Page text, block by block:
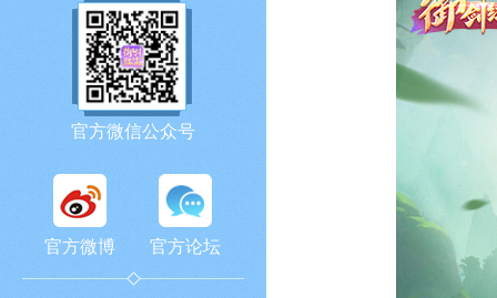
官方微信公众号
官方微博 官方论坛